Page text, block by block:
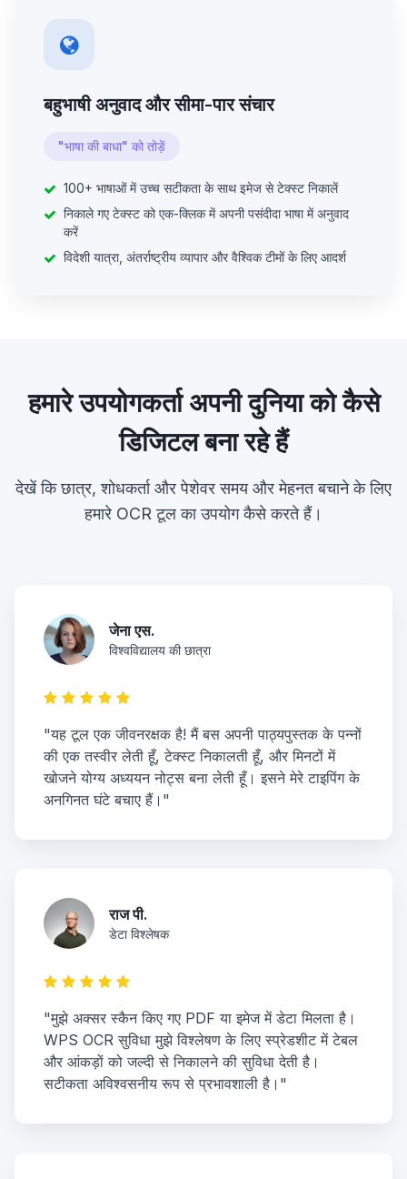
बहुभाषी अनुवाद और सीमा-पार संचार
"भाषा की बाधा" को तोड़ें
100+ भाषाओं में उच्च सटीकता के साथ इमेज से टेक्स्ट निकालें
निकाले गए टेक्स्ट को एक-क्लिक में अपनी पसंदीदा भाषा में अनुवाद
करें
विदेशी यात्रा, अंतर्राष्ट्रीय व्यापार और वैश्विक टीमों के लिए आदर्श
हमारे उपयोगकर्ता अपनी दुनिया को कैसे
डिजिटल बना रहे हैं
देखें कि छात्र, शोधकर्ता और पेशेवर समय और मेहनत बचाने के लिए
हमारे OCR टूल का उपयोग कैसे करते हैं।
जेना एस.
विश्वविद्यालय की छात्रा
"यह टूल एक जीवनरक्षक है! मैं बस अपनी पाठ्यपुस्तक के पन्नों
की एक तस्वीर लेती हूँ, टेक्स्ट निकालती हूँ, और मिनटों में
खोजने योग्य अध्ययन नोट्स बना लेती हूँ। इसने मेरे टाइपिंग के
अनगिनत घंटे बचाए हैं।"
राज पी.
डेटा विश्लेषक
"मुझे अक्सर स्कैन किए गए PDF या इमेज में डेटा मिलता है।
WPS OCR सुविधा मुझे विश्लेषण के लिए स्प्रेडशीट में टेबल
और आंकड़ों को जल्दी से निकालने की सुविधा देती है।
सटीकता अविश्वसनीय रूप से प्रभावशाली है।"